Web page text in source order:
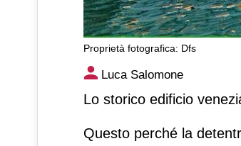
Proprietà fotografica: Dfs
Al Fondaco dei
Luca Salomone
Lo storico edificio
Questo perché la